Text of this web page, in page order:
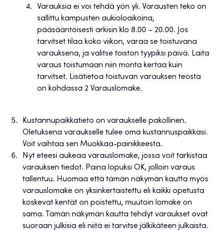
Varauksia ei voi tehdä yön yli. Varausten teko on
sallittu kampusten aukioloaikoina,
pääsääntöisesti arkisin klo 8.00 – 20.00. Jos
tarvitset tilaa koko viikon, varaa se toistuvana
varauksena, ja valitse toiston tyypiksi päivä. Laita
varaus toistumaan niin monta kertaa kuin
tarvitset. Lisätietoa toistuvan varauksen teosta
on kohdassa 2 Varauslomake.
Kustannupaikkatieto on varaukselle pakollinen.
Oletuksena varaukselle tulee oma kustannuspaikkasi.
Voit vaihtaa sen Muokkaa-painikkeesta.
Nyt eteesi aukeaa varauslomake, jossa voit tarkistaa
varauksen tiedot. Paina lopuksi OK, jolloin varaus
tallentuu. Huomaa että tämän näkymän kautta myös
varauslomake on yksinkertaistettu eli kaikki opetusta
koskevat kentät on poistettu, muutoin lomake on
sama. Tämän näkymän kautta tehdyt varaukset ovat
suoraan julkisia eli niitä ei tarvitse jälkikäteen julkaista.